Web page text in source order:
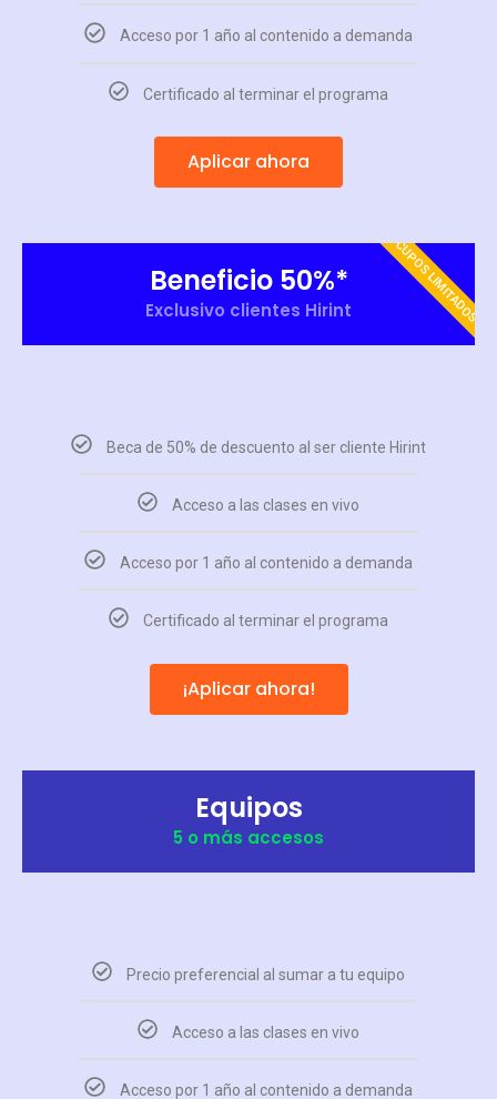
Acceso por 1 año al contenido a demanda
Certificado al terminar el programa
Aplicar ahora
Beneficio 50%*
Exclusivo clientes Hirint
Beca de 50% de descuento al ser cliente Hirint
Acceso a las clases en vivo
Acceso por 1 año al contenido a demanda
Certificado al terminar el programa
¡Aplicar ahora!
CUPOS LIMITADOS
Equipos
5 o más accesos
Precio preferencial al sumar a tu equipo
Acceso a las clases en vivo
Acceso por 1 año al contenido a demanda